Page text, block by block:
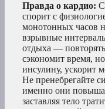
Правда о кардио:
спорит с
монотонных часов
взрывные
отдыха —
сэкономит время,
инсулину, ускорит
Не пренебрегайте
именно они
заставляя тело